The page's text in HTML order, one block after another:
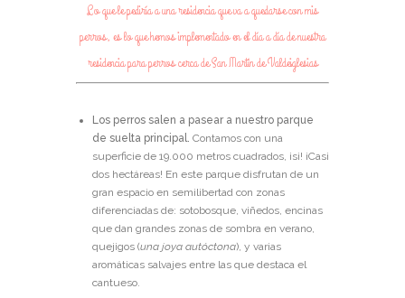
Lo que le pediría a una residencia que va a quedarse con mis
perros, es lo que hemos implementado en el día a día de nuestra
residencia para perros cerca de San Martín de Valdeiglesias
Los perros salen a pasear a nuestro parque
de suelta principal. Contamos con una
superficie de 19.000 metros cuadrados, ¡si! ¡Casi
dos hectáreas! En este parque disfrutan de un
gran espacio en semilibertad con zonas
diferenciadas de: sotobosque, viñedos, encinas
que dan grandes zonas de sombra en verano,
quejigos (una joya autóctona), y varias
aromáticas salvajes entre las que destaca el
cantueso.